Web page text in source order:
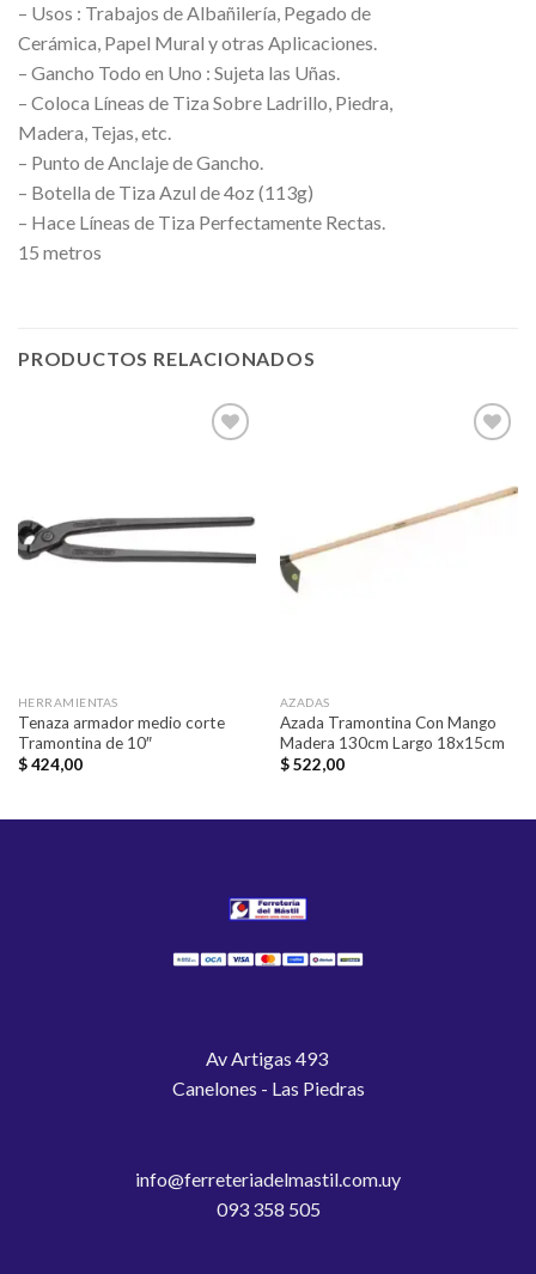
– Usos : Trabajos de Albañilería, Pegado de
Cerámica, Papel Mural y otras Aplicaciones.
– Gancho Todo en Uno : Sujeta las Uñas.
– Coloca Líneas de Tiza Sobre Ladrillo, Piedra,
Madera, Tejas, etc.
– Punto de Anclaje de Gancho.
– Botella de Tiza Azul de 4oz (113g)
– Hace Líneas de Tiza Perfectamente Rectas.
15 metros
PRODUCTOS RELACIONADOS
a la
lista de
deseos
HERRAMIENTAS
Tenaza armador medio corte
Tramontina de 10″
$424,00
Añadir
AZADAS
Azada Tramontina Con Mango
Madera 130cm Largo 18x15cm
$522,00
Av Artigas 493
Canelones - Las Piedras
info@ferreteriadelmastil.com.uy
093 358 505